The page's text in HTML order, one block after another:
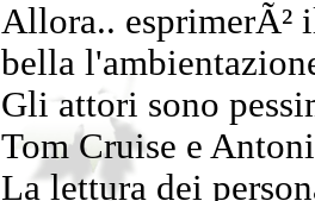
Allora.. esprimerÃ²
bella
Gli attori sono
Tom Cruise e
La lettura dei